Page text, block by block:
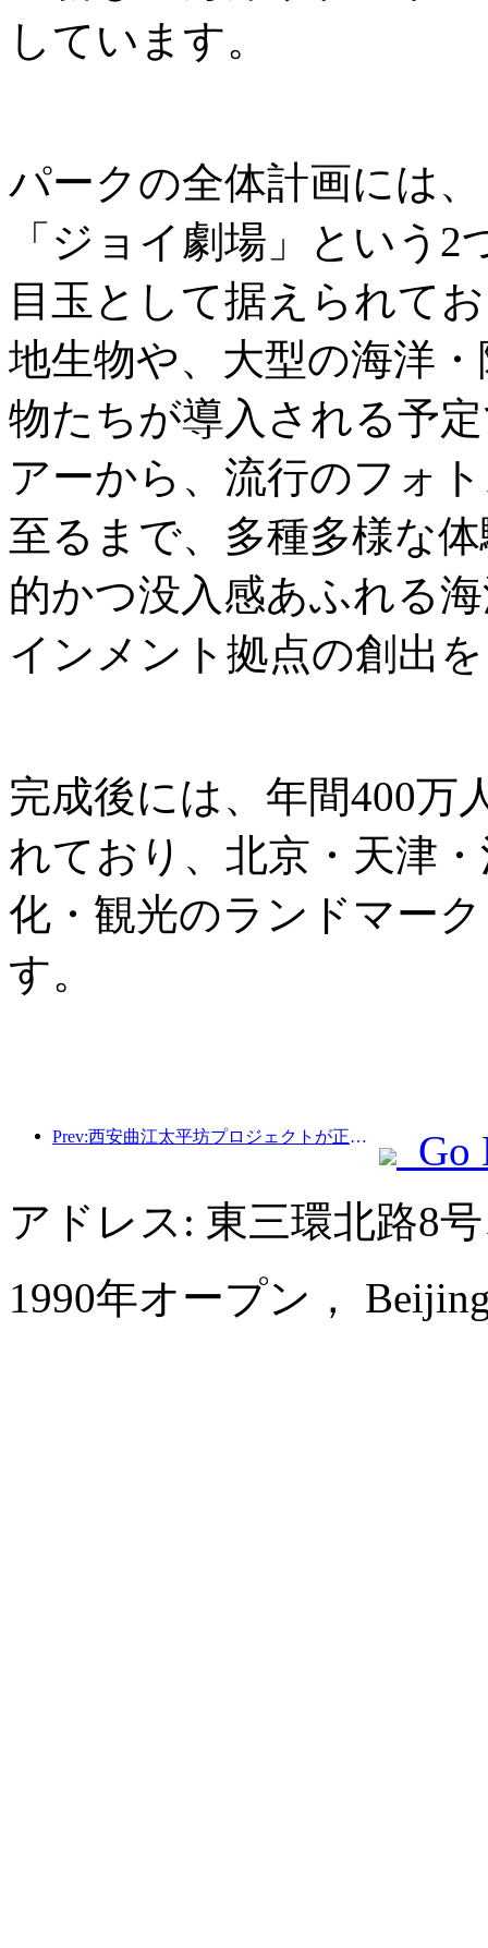
しています。
パークの全体計画には
「ジョイ劇場」という
目玉として据えられて
地生物や、大型の海洋
物たちが導入される予
アーから、流行のフォ
至るまで、多種多様な
的かつ没入感あふれる
インメント拠点の創出
完成後には、年間400万
れており、北京・天津
化・観光のランドマー
す。
Prev:西安曲江太平坊プロジェクトが正式に着工し、総建築面積は13万7000平方メートルとなる。
Go
アドレス: 東三環北路8
1990年オープン，